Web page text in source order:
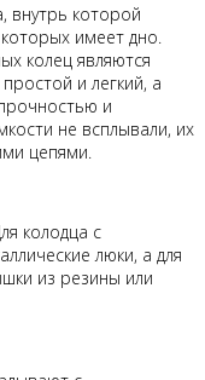
внутрь которой
имеет дно.
колец являются
и легкий, а
и
не всплывали, их
цепями.
колодца с
люки, а для
из резины или